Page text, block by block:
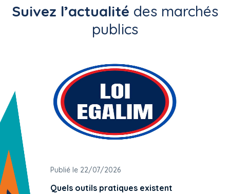
Suivez l’actualité des marchés
publics
Publié le 22/07/2026
Quels outils pratiques existent